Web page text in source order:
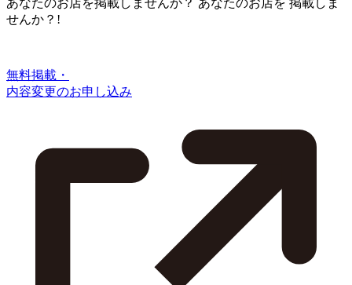
せんか？!
無料掲載・
内容変更のお申し込み